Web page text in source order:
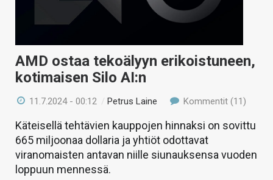
HAKU
AMD ostaa tekoälyyn erikoistuneen,
kotimaisen Silo AI:n
11.7.2024 - 00:12 /Petrus Laine Kommentit (11)
Käteisellä tehtävien kauppojen hinnaksi on sovittu
665 miljoonaa dollaria ja yhtiöt odottavat
viranomaisten antavan niille siunauksensa vuoden
loppuun mennessä.